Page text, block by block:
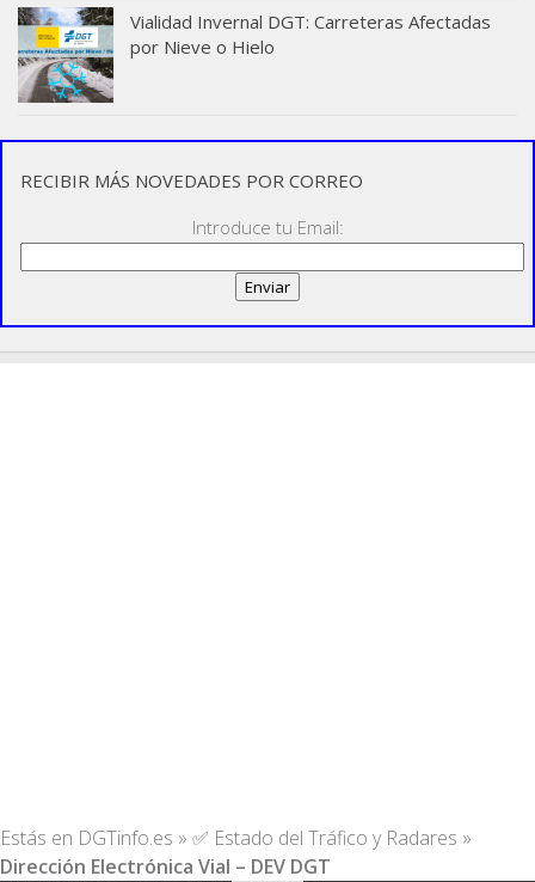
Vialidad Invernal DGT: Carreteras Afectadas
por Nieve o Hielo
RECIBIR MÁS NOVEDADES POR CORREO
Introduce tu Email:
Estás en DGTinfo.es » ✅ Estado del Tráfico y Radares »
Dirección Electrónica Vial – DEV DGT